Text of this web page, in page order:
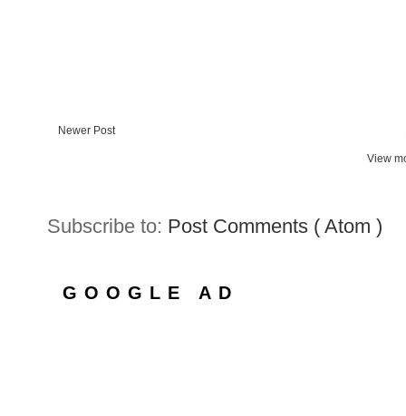
Newer Post
View
Subscribe to: Post Comments ( Atom )
GOOGLE AD